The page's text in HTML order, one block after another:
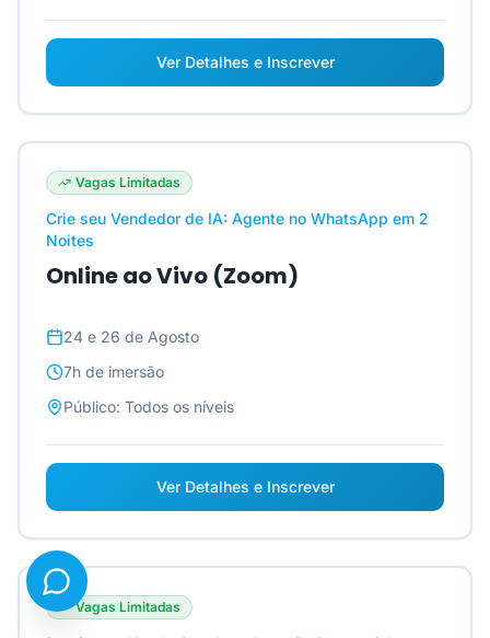
Ver Detalhes e Inscrever
Vagas Limitadas
Crie seu Vendedor de IA: Agente no WhatsApp em 2
Noites
Online ao Vivo (Zoom)
24 e 26 de Agosto
7h de imersão
Público: Todos os níveis
Ver Detalhes e Inscrever
Vagas Limitadas